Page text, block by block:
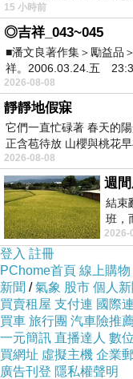
15 小時前
◎吉祥_043~045
■潘文良著作集＞勵益品
祥。2006.03.24.五
2026-08-08
靜靜地假寐
它們一直忙碌著 春天的
正含苞待放 山櫻與桃花
2026-08-08
結束
班，
花不
2026-
登入 註冊
PChome首頁 線上購物
新聞 /氣象 股市 個人新
買賣租屋 支付連 國際連
買車 旅行團 汽車險推
一元簡訊 直播達人 數
買網址 虛擬主機 企業
廣告刊登 隱私權聲明